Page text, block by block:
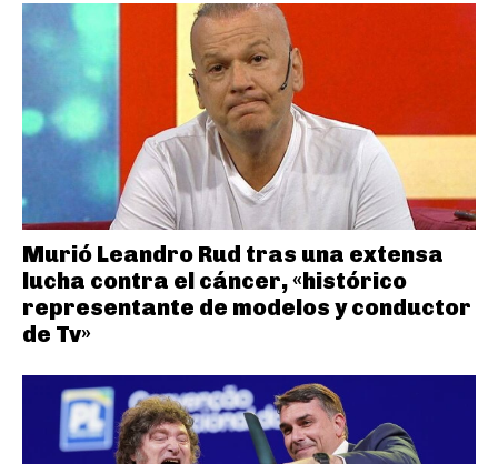
Murió Leandro Rud tras una extensa
lucha contra el cáncer, «histórico
representante de modelos y conductor
de Tv»